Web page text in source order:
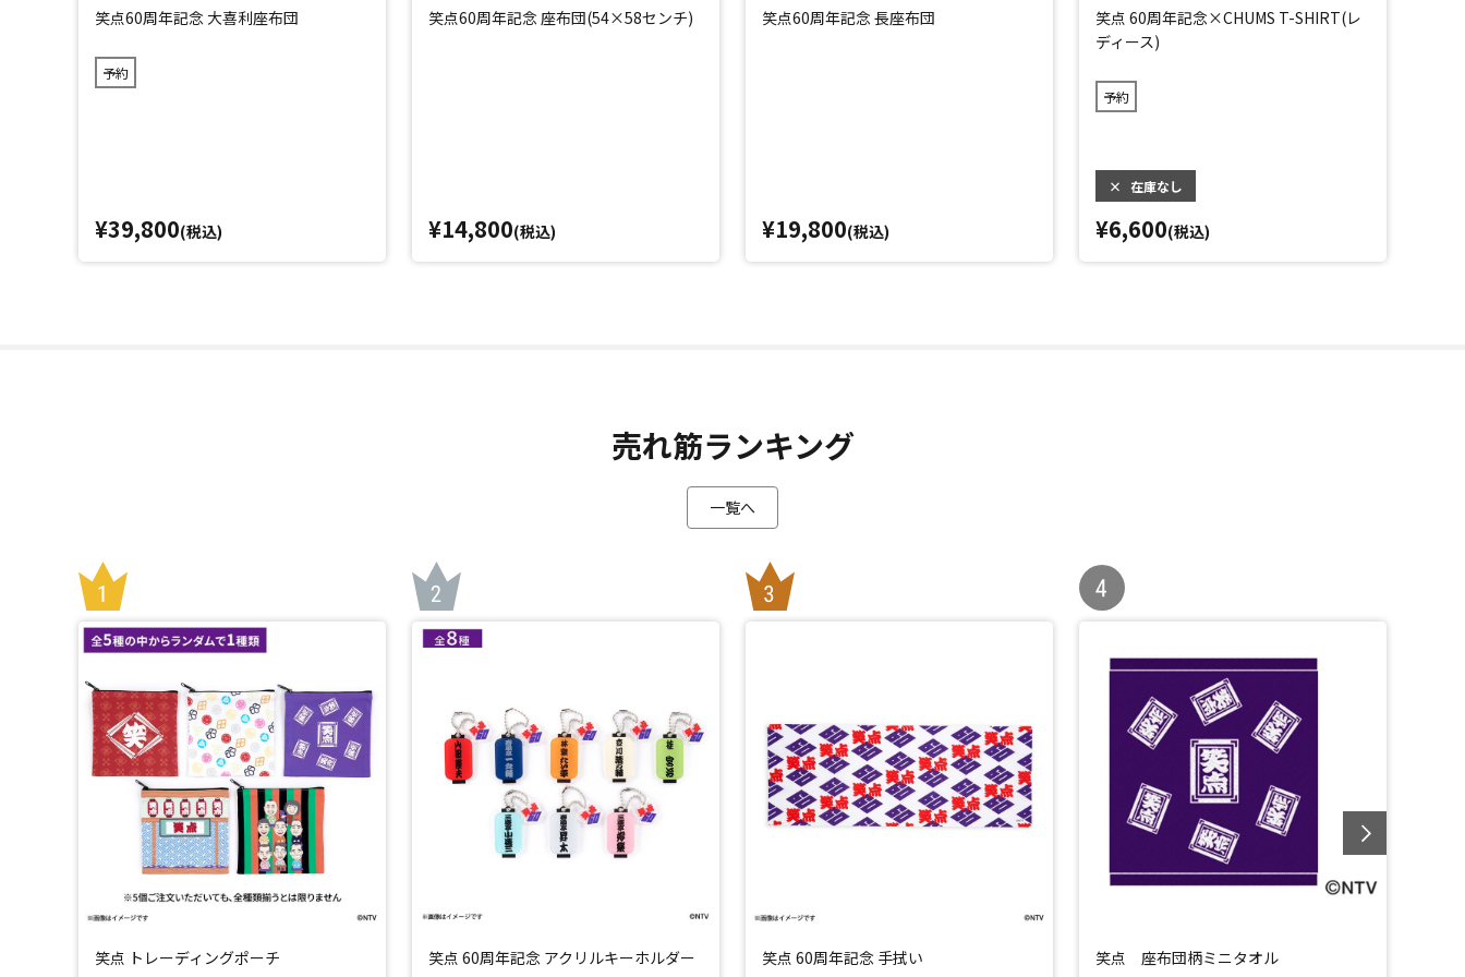
笑点60周年記念 大喜利座布団
予約
¥39,800(税込)
笑点60周年記念 座布団(54×58センチ)
¥14,800(税込)
笑点60周年記念 長座布団
¥19,800(税込)
笑点 60周年記念×CHUMS T-SHIRT(レ
ディース)
予約
× 在庫なし
¥6,600(税込)
売れ筋ランキング
一覧へ
笑点 トレーディングポーチ 笑点 60周年記念 アクリルキーホルダー 笑点 60周年記念 手拭い 笑点 座布団柄ミニタオル